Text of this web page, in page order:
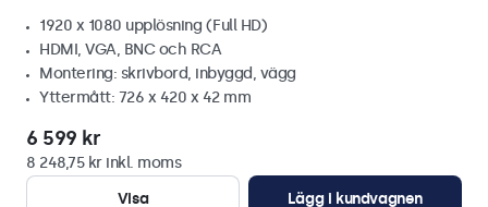
1920 x 1080 upplösning (Full HD)
HDMI, VGA, BNC och RCA
Montering: skrivbord, inbyggd, vägg
Yttermått: 726 x 420 x 42 mm
6 599 kr
8 248,75 kr inkl. moms
Visa
Lägg i kundvagnen